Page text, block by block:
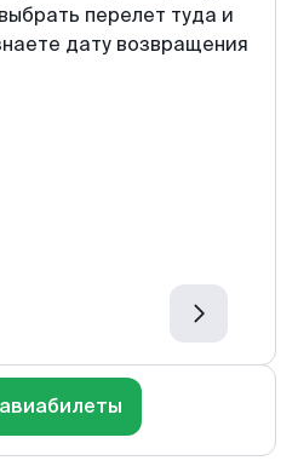
перелет туда и
дату возвращения